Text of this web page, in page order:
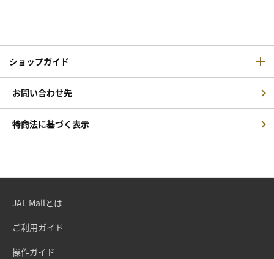
ショップガイド
お問い合わせ先
特商法に基づく表示
JAL Mallとは
ご利用ガイド
操作ガイド